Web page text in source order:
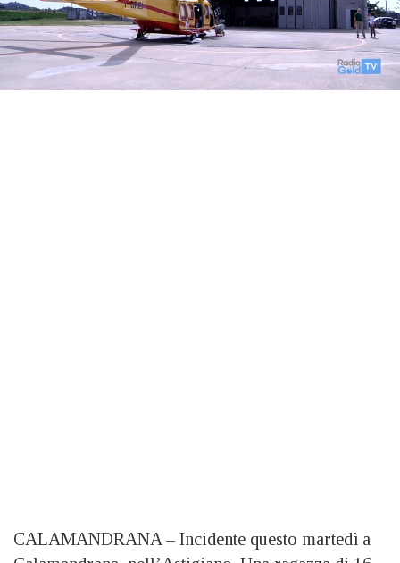
CALAMANDRANA – Incidente questo martedì a